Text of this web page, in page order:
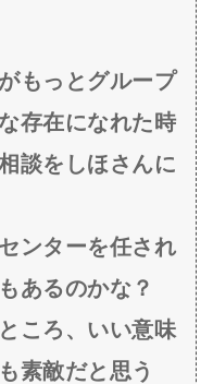
もっとグループ
存在になれた時
談をしほさんに
ンターを任され
あるのかな？
ころ、いい意味
素敵だと思う